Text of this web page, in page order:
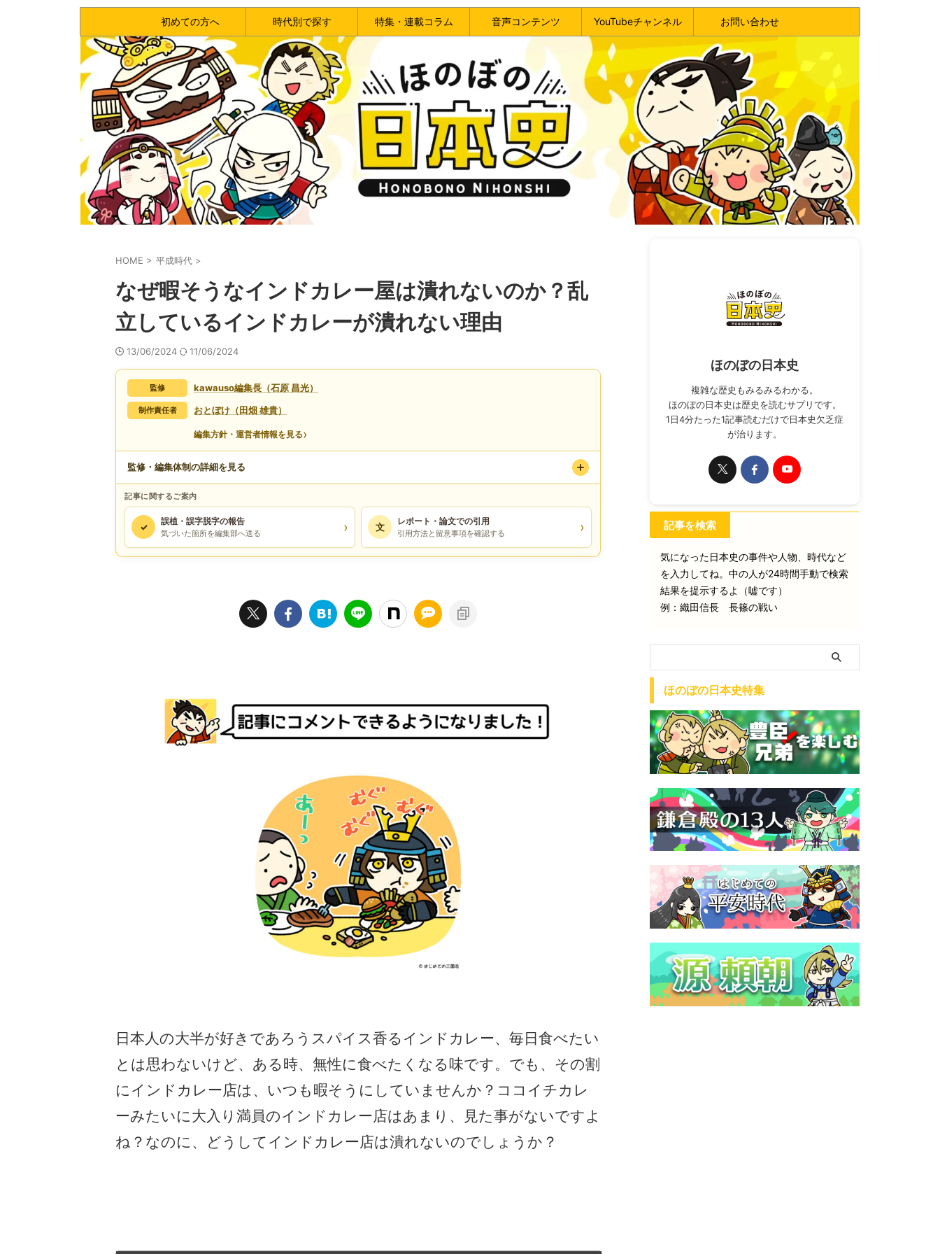
初めての方へ 時代別で探す 特集・連載コラム 音声コンテンツ YouTubeチャンネル お問い合わせ
HOME > 平成時代 >
なぜ暇そうなインドカレー屋は潰れないのか？乱
立しているインドカレーが潰れない理由
13/06/2024 11/06/2024
監修 kawauso編集長（石原 昌光）
制作責任者 おとぼけ（田畑 雄貴）
編集方針・運営者情報を見る›
監修・編集体制の詳細を見る
記事に関するご案内
✓ 誤植・誤字脱字の報告
気づいた箇所を編集部へ送る › 文 レポート・論文での引用
引用方法と留意事項を確認する ›
日本人の大半が好きであろうスパイス香るインドカレー、毎日食べたい
とは思わないけど、ある時、無性に食べたくなる味です。でも、その割
にインドカレー店は、いつも暇そうにしていませんか？ココイチカレ
ーみたいに大入り満員のインドカレー店はあまり、見た事がないですよ
ね？なのに、どうしてインドカレー店は潰れないのでしょうか？
ほのぼの日本史
複雑な歴史もみるみるわかる。
ほのぼの日本史は歴史を読むサプリです。
1日4分たった1記事読むだけで日本史欠乏症
が治ります。
記事を検索
気になった日本史の事件や人物、時代など
を入力してね。中の人が24時間手動で検索
結果を提示するよ（嘘です）
例：織田信長 長篠の戦い
ほのぼの日本史特集